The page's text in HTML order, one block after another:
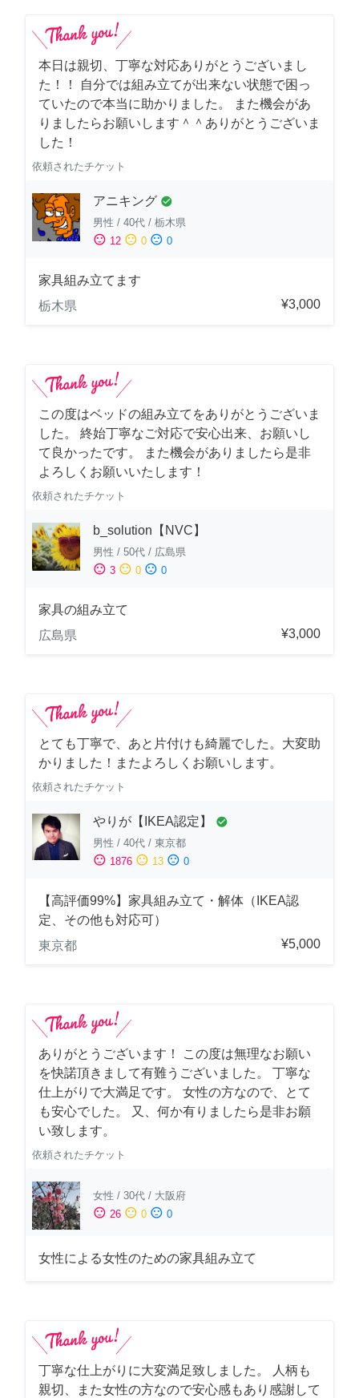
本日は親切、丁寧な対応ありがとうございまし
た！！ 自分では組み立てが出来ない状態で困っ
ていたので本当に助かりました。 また機会があ
りましたらお願いします＾＾ありがとうございま
した！
依頼されたチケット
アニキング check_circle
男性 / 40代 / 栃木県
sentiment_satisfied 12 sentiment_neutral 0 sentiment_dissatisfied 0
家具組み立てます
栃木県
¥3,000
この度はベッドの組み立てをありがとうございま
した。 終始丁寧なご対応で安心出来、お願いし
て良かったです。 また機会がありましたら是非
よろしくお願いいたします！
依頼されたチケット
b_solution【NVC】
男性 / 50代 / 広島県
sentiment_satisfied 3 sentiment_neutral 0 sentiment_dissatisfied 0
家具の組み立て
広島県
¥3,000
とても丁寧で、あと片付けも綺麗でした。大変助
かりました！またよろしくお願いします。
依頼されたチケット
やりが【IKEA認定】 check_circle
男性 / 40代 / 東京都
sentiment_satisfied 1876 sentiment_neutral 13 sentiment_dissatisfied 0
【高評価99%】家具組み立て・解体（IKEA認
定、その他も対応可）
東京都
¥5,000
ありがとうございます！ この度は無理なお願い
を快諾頂きまして有難うございました。 丁寧な
仕上がりで大満足です。 女性の方なので、とて
も安心でした。 又、何か有りましたら是非お願
い致します。
依頼されたチケット
女性 / 30代 / 大阪府
sentiment_satisfied 26 sentiment_neutral 0 sentiment_dissatisfied 0
女性による女性のための家具組み立て
丁寧な仕上がりに大変満足致しました。 人柄も
親切、また女性の方なので安心感もあり感謝して